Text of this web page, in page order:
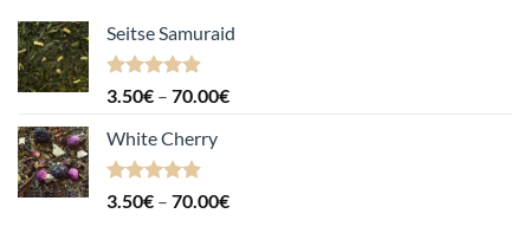
Seitse Samuraid
Hinnanguga
3.50€ – 70.00€Hinnavahemik:
White Cherry
Hinnanguga
3.50€ – 70.00€Hinnavahemik: